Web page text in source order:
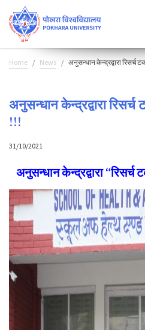
Home News अनुसन्धान केन्द्रद्वारा रिसर्च
अनुसन्धान केन्द्रद्वारा
!!!
31/10/2021
अनुसन्धान केन्द्रद्वारा